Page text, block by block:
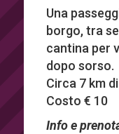
Una
borgo, tra
cantina per
dopo sorso.
Circa 7 km
Costo € 10
Info e